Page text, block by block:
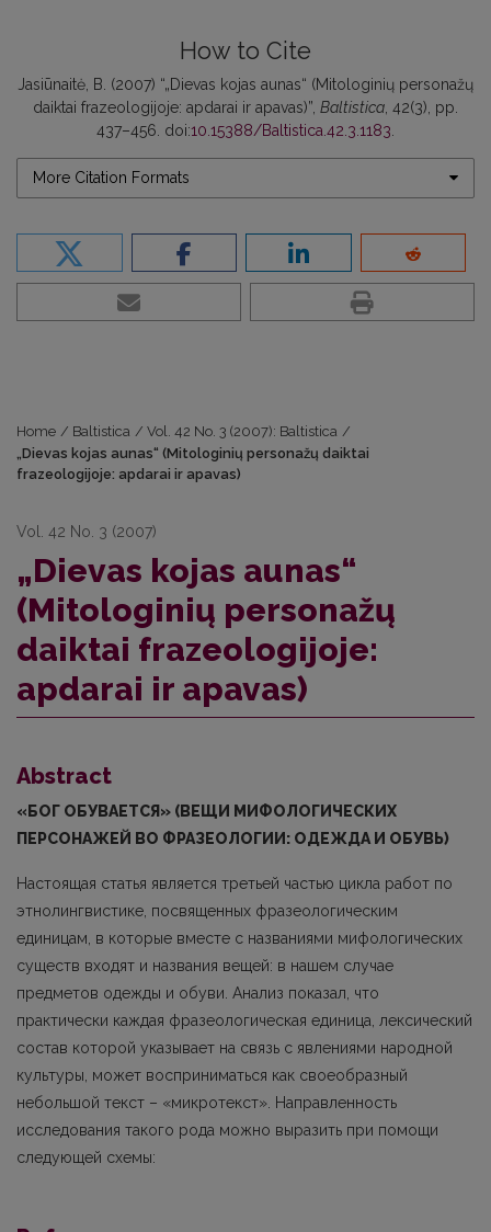
How to Cite
Jasiūnaitė, B. (2007) “„Dievas kojas aunas“ (Mitologinių personažų
daiktai frazeologijoje: apdarai ir apavas)”, Baltistica , 42(3), pp.
437–456. doi:10.15388/Baltistica.42.3.1183
More Citation Formats
Home / Baltistica / Vol. 42 No. 3 (2007): Baltistica /
„Dievas kojas aunas“ (Mitologinių personažų daiktai
frazeologijoje: apdarai ir apavas)
Vol. 42 No. 3 (2007)
„Dievas kojas aunas“
(Mitologinių personažų
daiktai frazeologijoje:
apdarai ir apavas)
Abstract
«БОГ ОБУВАЕТСЯ» (ВЕЩИ МИФОЛОГИЧЕСКИХ
ПЕРСОНАЖЕЙ ВО ФРАЗЕОЛОГИИ: ОДЕЖДА И ОБУВЬ)
Настоящая статья является третьей частью цикла работ по
этнолингвистике, посвященных фразеологическим
единицам, в которые вместе с названиями мифологических
существ входят и названия вещей: в нашем случае
предметов одежды и обуви. Анализ показал, что
практически каждая фразеологическая единица, лексический
состав которой указывает на связь с явлениями народной
культуры, может восприниматься как своеобразный
небольшой текст – «микротекст». Направленность
исследования такого рода можно выразить при помощи
следующей схемы: